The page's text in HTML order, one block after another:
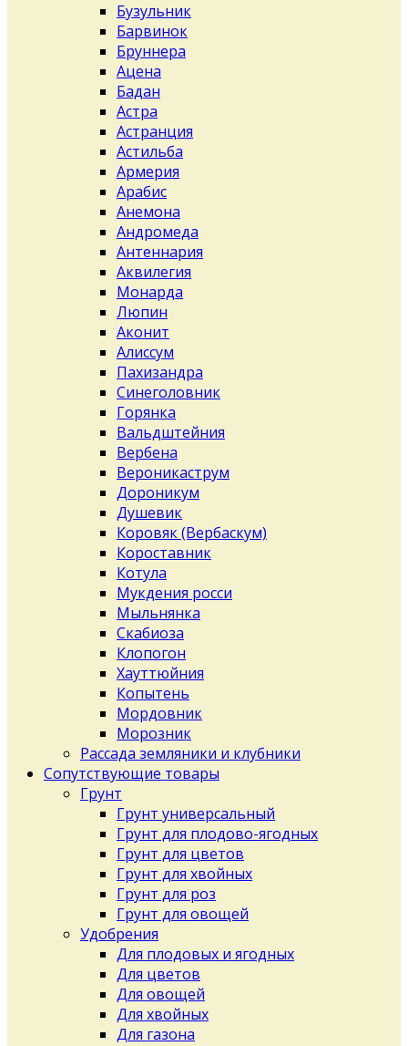
Бузульник
Барвинок
Бруннера
Ацена
Бадан
Астра
Астранция
Астильба
Армерия
Арабис
Анемона
Андромеда
Антеннария
Аквилегия
Монарда
Люпин
Аконит
Алиссум
Пахизандра
Синеголовник
Горянка
Вальдштейния
Вербена
Вероникаструм
Дороникум
Душевик
Коровяк (Вербаскум)
Короставник
Котула
Мукдения росси
Мыльнянка
Скабиоза
Клопогон
Хауттюйния
Копытень
Мордовник
Морозник
Рассада земляники и клубники
Сопутствующие товары
Грунт
Грунт универсальный
Грунт для плодово-ягодных
Грунт для цветов
Грунт для хвойных
Грунт для роз
Грунт для овощей
Удобрения
Для плодовых и ягодных
Для цветов
Для овощей
Для хвойных
Для газона